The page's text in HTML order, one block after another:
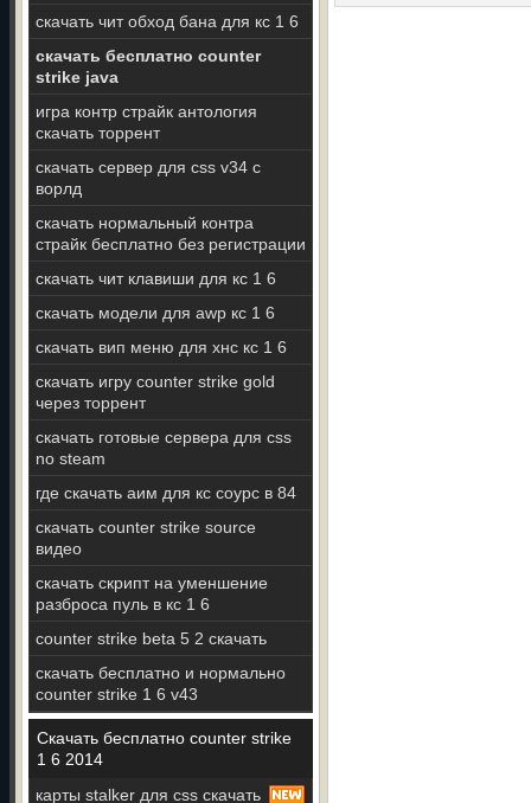
скачать чит обход бана для кс 1 6
скачать бесплатно counter
strike java
игра контр страйк антология
скачать торрент
скачать сервер для css v34 c
ворлд
скачать нормальный контра
страйк бесплатно без регистрации
скачать чит клавиши для кс 1 6
скачать модели для awp кс 1 6
скачать вип меню для хнс кс 1 6
скачать игру counter strike gold
через торрент
скачать готовые сервера для css
no steam
где скачать аим для кс соурс в 84
скачать counter strike source
видео
скачать скрипт на уменшение
разброса пуль в кс 1 6
counter strike beta 5 2 скачать
скачать бесплатно и нормально
counter strike 1 6 v43
Скачать бесплатно counter strike
1 6 2014
карты stalker для css скачать